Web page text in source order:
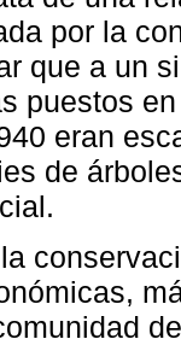
por la
que a un
puestos
eran
de